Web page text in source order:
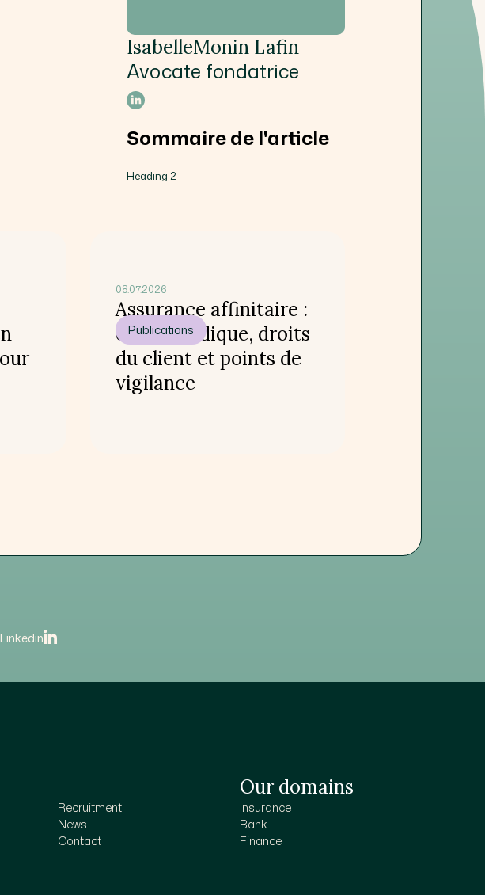
IsabelleMonin Lafin
Avocate fondatrice
Sommaire de l'article
Heading 2
08.07.2026
Assurance affinitaire :
cadre juridique, droits
du client et points de
vigilance
Publications
Recruitment
News
Contact
Our domains
Insurance
Bank
Finance